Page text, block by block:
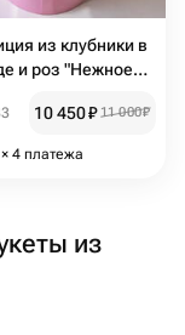
из клубники в
и роз "Нежное
10 450₽ 11 000₽
× 4 платежа
из